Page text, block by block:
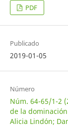
PDF
Publicado
2019-01-05
Número
Núm. 64-65/1-2
de la
Alicia Lindón;